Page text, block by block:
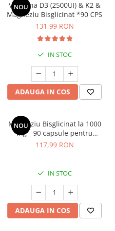
NOU
Vitamina D3 (2500UI) & K2 &
Magneziu Bisglicinat *90 CPS
131,99 RON
IN STOC
ADAUGA IN COS
NOU
Magneziu Bisglicinat la 1000
mg - 90 capsule pentru
susținerea energiei, vitalității
117,99 RON
IN STOC
ADAUGA IN COS